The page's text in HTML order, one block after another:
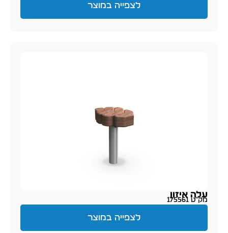
לצפייה במוצר
עלה איזון
מק״ט 175561
לצפייה במוצר